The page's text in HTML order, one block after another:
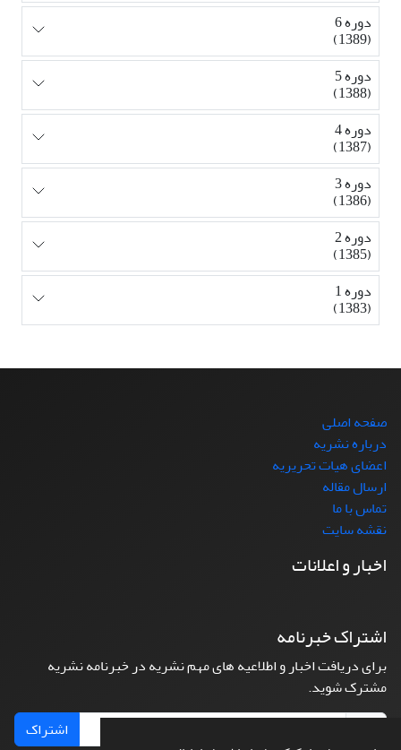
دوره 6
(1389)
دوره 5
(1388)
دوره 4
(1387)
دوره 3
(1386)
دوره 2
(1385)
دوره 1
(1383)
صفحه اصلی
درباره نشریه
اعضای هیات تحریریه
ارسال مقاله
تماس با ما
نقشه سایت
اخبار و اعلانات
اشتراک خبرنامه
برای دریافت اخبار و اطلاعیه های مهم نشریه در خبرنامه نشریه
مشترک شوید.
اشتراک